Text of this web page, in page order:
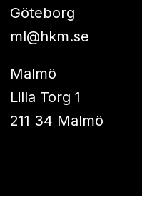
Göteborg
ml@hkm.se
Malmö
Lilla Torg 1
211 34 Malmö